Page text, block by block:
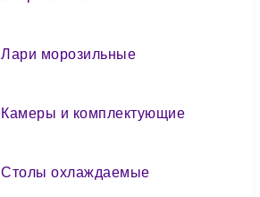
Лари морозильные
Камеры и комплектующие
Столы охлаждаемые